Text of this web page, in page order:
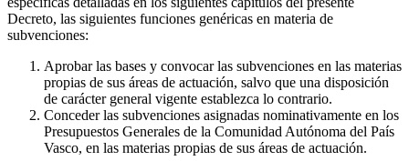
Decreto, las siguientes funciones genéricas en materia de
subvenciones:
Aprobar las bases y convocar las subvenciones en las materias
propias de sus áreas de actuación, salvo que una disposición
de carácter general vigente establezca lo contrario.
Conceder las subvenciones asignadas nominativamente en los
Presupuestos Generales de la Comunidad Autónoma del País
Vasco, en las materias propias de sus áreas de actuación.